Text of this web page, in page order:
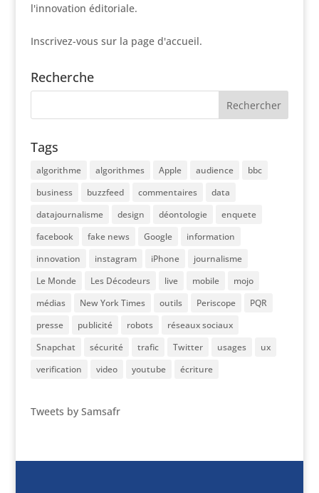
l'innovation éditoriale.
Inscrivez-vous sur la page d'accueil.
Recherche
Tags
algorithme algorithmes Apple audience
bbc
business
buzzfeed commentaires
data
datajournalisme
design déontologie
enquete
facebook
fake news Google
information
innovation
instagram iPhone
journalisme
Le Monde
Les Décodeurs live mobile
mojo
médias
New York Times outils Periscope
PQR
presse
publicité robots
réseaux sociaux
Snapchat
sécurité trafic Twitter usages
ux
verification
video youtube écriture
Tweets by Samsafr